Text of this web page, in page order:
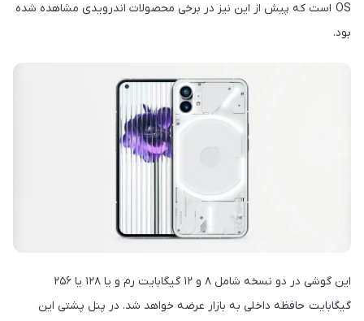
OS است که پیش از این نیز در برخی محصولات اندرویدی مشاهده شده
بود.
این گوشی در دو نسخه شامل ۸ و ۱۲ گیگابایت رم و یا ۱۲۸ یا ۲۵۶
گیگابایت حافظه داخلی به بازار عرضه خواهد شد. در پنل پشتی این